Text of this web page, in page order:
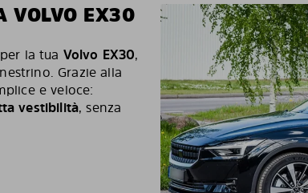
VOLVO EX30
la tua Volvo EX30,
Grazie alla
e veloce:
vestibilità, senza